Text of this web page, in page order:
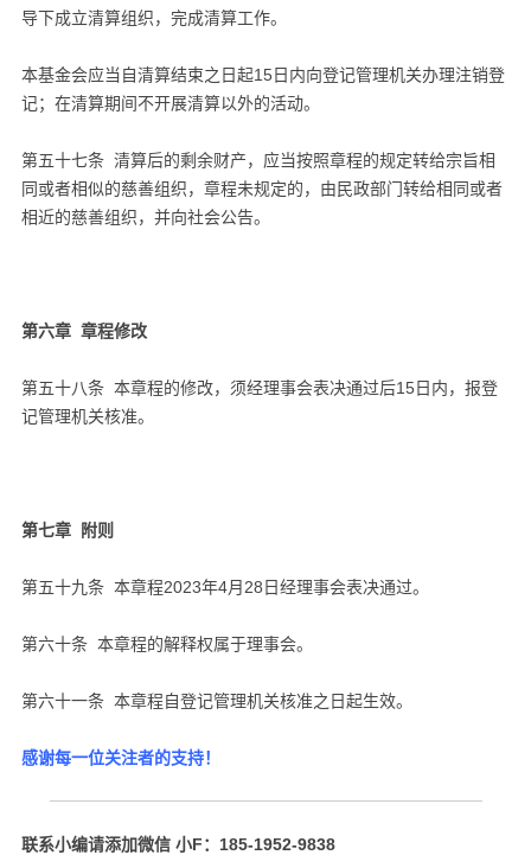
导下成立清算组织，完成清算工作。
本基金会应当自清算结束之日起15日内向登记管理机关办理注销登
记；在清算期间不开展清算以外的活动。
第五十七条 清算后的剩余财产，应当按照章程的规定转给宗旨相
同或者相似的慈善组织，章程未规定的，由民政部门转给相同或者
相近的慈善组织，并向社会公告。
第六章 章程修改
第五十八条 本章程的修改，须经理事会表决通过后15日内，报登
记管理机关核准。
第七章 附则
第五十九条 本章程2023年4月28日经理事会表决通过。
第六十条 本章程的解释权属于理事会。
第六十一条 本章程自登记管理机关核准之日起生效。
感谢每一位关注者的支持！
联系小编请添加微信 小F：185-1952-9838